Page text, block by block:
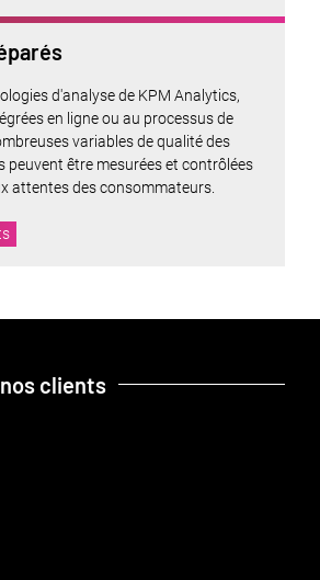
d'analyse de KPM Analytics,
en ligne ou au processus de
variables de qualité des
peuvent être mesurées et contrôlées
attentes des consommateurs.
clients